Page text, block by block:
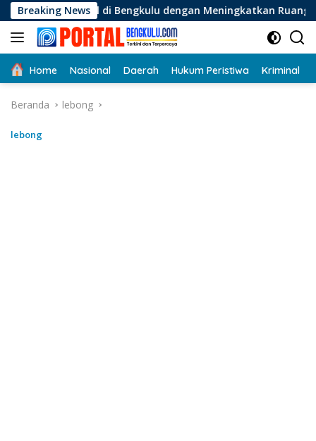
Langsung
ke
konten
Breaking News
Bengkulu dengan Meningkatkan Ruang Publik dan
Home Nasional Daerah Hukum Peristiwa Kriminal
Beranda lebong
lebong